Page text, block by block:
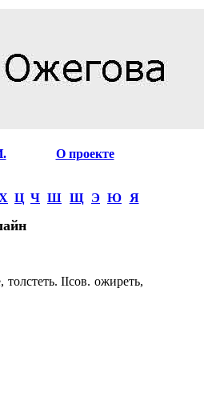
О проекте
Ц Ч Ш Щ Э Ю Я
IIсов. ожиреть,